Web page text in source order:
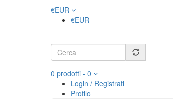
€EUR
€EUR
Form
di
ricerca
0 prodotti - 0
Login / Registrati
Profilo